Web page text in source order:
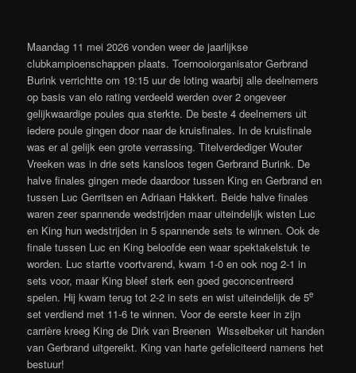
Maandag 11 mei 2026 vonden weer de jaarlijkse
clubkampioenschappen plaats. Toernooiorganisator Gerbrand
Burink verrichtte om 19:15 uur de loting waarbij alle deelnemers
op basis van elo rating verdeeld werden over 2 ongeveer
gelijkwaardige poules qua sterkte. De beste 4 deelnemers uit
iedere poule gingen door naar de kruisfinales. In de kruisfinale
was er al gelijk een grote verrassing. Titelverdediger Wouter
Vreeken was in drie sets kansloos tegen Gerbrand Burink. De
halve finales gingen mede daardoor tussen King en Gerbrand en
tussen Luc Gerritsen en Adriaan Hakkert. Beide halve finales
waren zeer spannende wedstrijden maar uiteindelijk wisten Luc
en King hun wedstrijden in 5 spannende sets te winnen. Ook de
finale tussen Luc en King beloofde een waar spektakelstuk te
worden. Luc startte voortvarend, kwam 1-0 en ook nog 2-1 in
sets voor, maar King bleef sterk een goed geconcentreerd
spelen. Hij kwam terug tot 2-2 in sets en wist uiteindelijk de 5e
set verdiend met 11-6 te winnen. Voor de eerste keer in zijn
carrière kreeg King de Dirk van Breenen Wisselbeker uit handen
van Gerbrand uitgereikt. King van harte gefeliciteerd namens het
bestuur!